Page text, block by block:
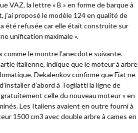
VAZ, la lettre « B » en forme de barque à
j’ai proposé le modèle 124 en qualité de
a été refusée car elle était construite sur
unification maximale ».
le montre l’anecdote suivante.
italienne, indique que le moteur à arbre
Dekalenkov confirme que Fiat ne
d’abord à Togliatti la ligne de
celle du nouveau moteur « en
Les Italiens avaient en outre fourni à
1500 cm3 avec double arbre à cames en